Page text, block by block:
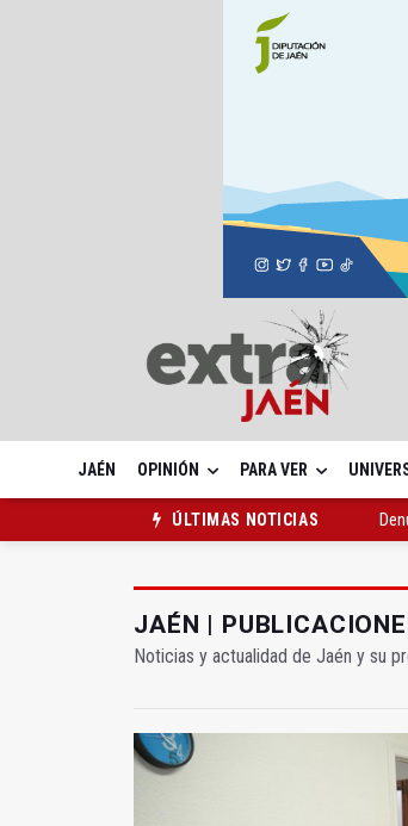
JAÉN OPINIÓN PARA VER
ÚLTIMAS NOTICIAS
JAÉN |
Noticias y actualidad de Jaén y su